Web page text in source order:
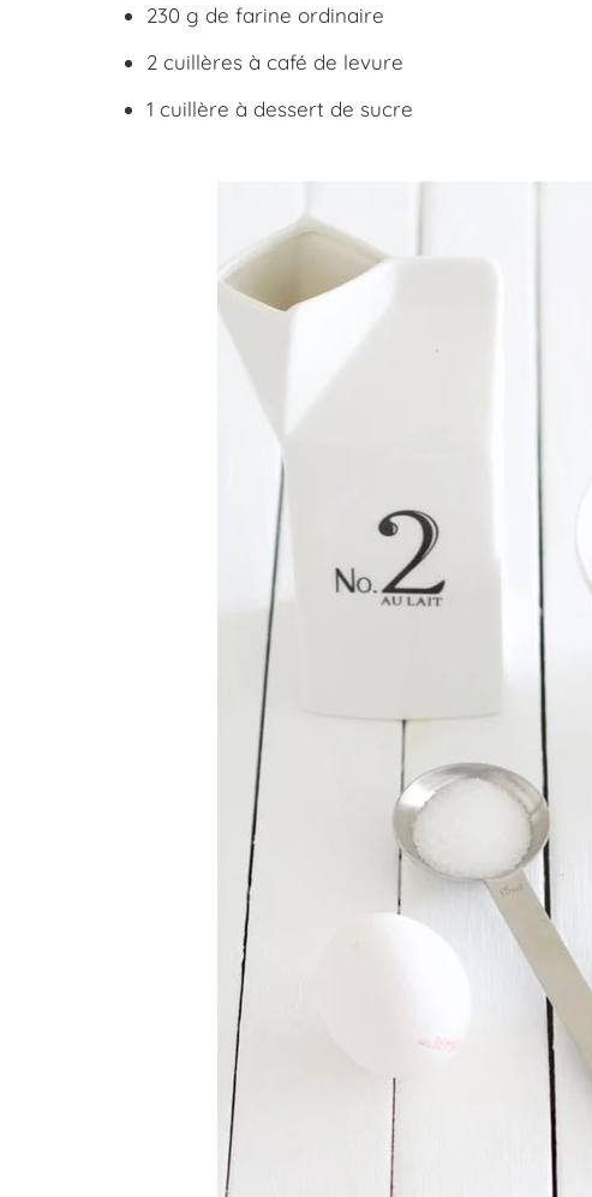
230 g de farine ordinaire
2 cuillères à café de levure
1 cuillère à dessert de sucre